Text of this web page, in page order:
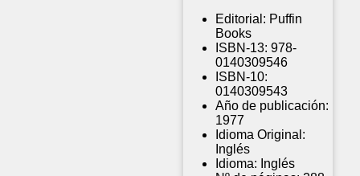
Editorial: Puffin
Books
ISBN-13: 978-
0140309546
ISBN-10:
0140309543
Año de publicación:
1977
Idioma Original:
Inglés
Idioma: Inglés